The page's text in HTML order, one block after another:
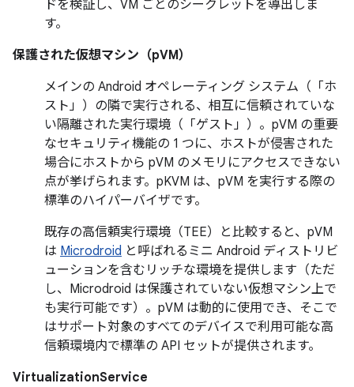
ドを検証し、VM ごとのシークレットを導出しま
す。
保護された仮想マシン（pVM）
メインの Android オペレーティング システム（「ホ
スト」）の隣で実行される、相互に信頼されていな
い隔離された実行環境（「ゲスト」）。 pVM の重要
なセキュリティ機能の 1 つに、ホストが侵害された
場合にホストから pVM のメモリにアクセスできない
点が挙げられます。pKVM は、pVM を実行する際の
標準のハイパーバイザです。
既存の高信頼実行環境（TEE）と比較すると、pVM
は Microdroid と呼ばれるミニ Android ディストリビ
ューションを含むリッチな環境を提供します（ただ
し、Microdroid は保護されていない仮想マシン上で
も実行可能です）。pVM は動的に使用でき、そこで
はサポート対象のすべてのデバイスで利用可能な高
信頼環境内で標準の API セットが提供されます。
VirtualizationService